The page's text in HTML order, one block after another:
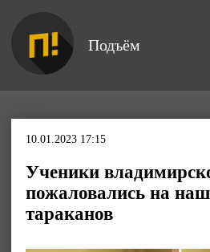
Подъём
10.01.2023 17:15
Ученики
пожаловались на
тараканов